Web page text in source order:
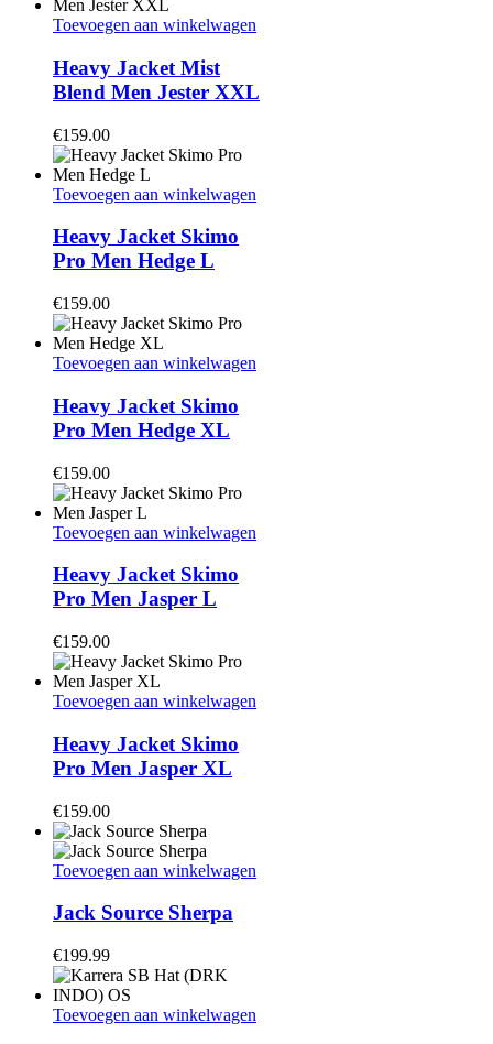
Toevoegen aan winkelwagen
Heavy Jacket Mist
Blend Men Jester XXL
€159.00
Toevoegen aan winkelwagen
Heavy Jacket Skimo
Pro Men Hedge L
€159.00
Toevoegen aan winkelwagen
Heavy Jacket Skimo
Pro Men Hedge XL
€159.00
Toevoegen aan winkelwagen
Heavy Jacket Skimo
Pro Men Jasper L
€159.00
Toevoegen aan winkelwagen
Heavy Jacket Skimo
Pro Men Jasper XL
€159.00
Toevoegen aan winkelwagen
Jack Source Sherpa
€199.99
Toevoegen aan winkelwagen